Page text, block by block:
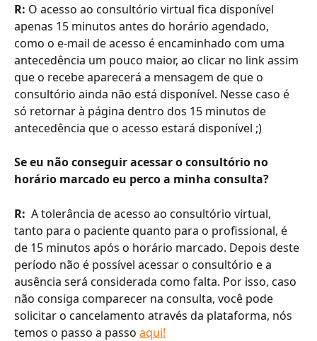
R: O acesso ao consultório virtual fica disponível
apenas 15 minutos antes do horário agendado,
como o e-mail de acesso é encaminhado com uma
antecedência um pouco maior, ao clicar no link assim
que o recebe aparecerá a mensagem de que o
consultório ainda não está disponível. Nesse caso é
só retornar à página dentro dos 15 minutos de
antecedência que o acesso estará disponível ;)
Se eu não conseguir acessar o consultório no
horário marcado eu perco a minha consulta?
R: A tolerância de acesso ao consultório virtual,
tanto para o paciente quanto para o profissional, é
de 15 minutos após o horário marcado. Depois deste
período não é possível acessar o consultório e a
ausência será considerada como falta. Por isso, caso
não consiga comparecer na consulta, você pode
solicitar o cancelamento através da plataforma, nós
temos o passo a passo aqui!